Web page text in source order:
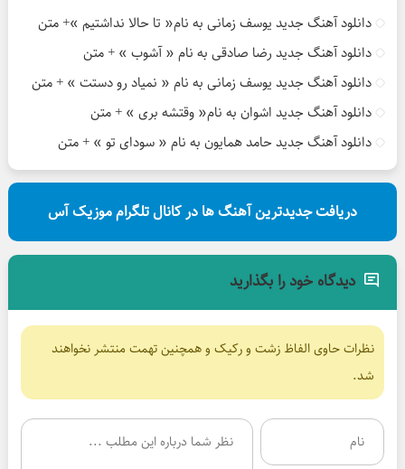
دانلود آهنگ جدید یوسف زمانی به نام« تا حالا نداشتیم »+ متن
دانلود آهنگ جدید رضا صادقی به نام « آشوب » + متن
دانلود آهنگ جدید یوسف زمانی به نام « نمیاد رو دستت » + متن
دانلود آهنگ جدید اشوان به نام« وقتشه بری » + متن
دانلود آهنگ جدید حامد همایون به نام « سودای تو » + متن
دریافت جدیدترین آهنگ ها در کانال تلگرام موزیک آس
دیدگاه خود را بگذارید
نظرات حاوی الفاظ زشت و رکیک و همچنین تهمت منتشر نخواهند
شد.